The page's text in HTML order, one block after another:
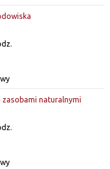
zasobami naturalnymi